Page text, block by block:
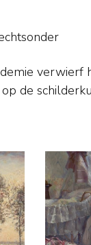
verwierf
de
exterieurs